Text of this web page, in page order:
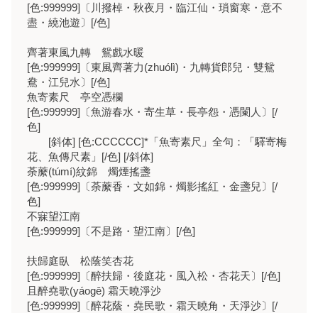
[色:999999]〔川撥棹・秋夜月・臨江仙・瑣窗寒・意不
盡・繞池遊〕[/色]
齊著東風九轉 鴛戲水暖
[色:999999]〔東風齊著力(zhuólì)・九轉貨郎兒・雙鴛
鴦・江兒水〕[/色]
魚寄素尺 亭空憑欄
[色:999999]〔魚游春水・寄生草・長亭怨・憑闌人〕[/
色]
[斜体] [色:CCCCCC]*「魚寄素尺」全句：「驛寄梅
花、魚傳尺素」[/色] [/斜体]
荼䕷(túmí)紋錦 燭煙搖盞
[色:999999]〔荼䕷香・文如錦・燭影搖紅・金盞兒〕[/
色]
不寐望江南
[色:999999]〔不是路・望江南〕[/色]
扶歸庭臥 松蔭笑杏花
[色:999999]〔醉扶歸・後庭花・風入松・杏花天〕[/色]
且醉堯歌(yáogē) 霜天曉淨沙
[色:999999]〔醉花蔭・堯民歌・霜天曉角・天淨沙〕[/